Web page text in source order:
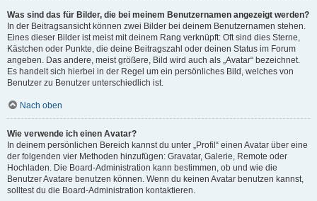
Was sind das für Bilder, die bei meinem Benutzernamen angezeigt werden?
In der Beitragsansicht können zwei Bilder bei deinem Benutzernamen stehen.
Eines dieser Bilder ist meist mit deinem Rang verknüpft: Oft sind dies Sterne,
Kästchen oder Punkte, die deine Beitragszahl oder deinen Status im Forum
angeben. Das andere, meist größere, Bild wird auch als „Avatar“ bezeichnet.
Es handelt sich hierbei in der Regel um ein persönliches Bild, welches von
Benutzer zu Benutzer unterschiedlich ist.
Nach oben
Wie verwende ich einen Avatar?
In deinem persönlichen Bereich kannst du unter „Profil“ einen Avatar über eine
der folgenden vier Methoden hinzufügen: Gravatar, Galerie, Remote oder
Hochladen. Die Board-Administration kann bestimmen, ob und wie die
Benutzer Avatare benutzen können. Wenn du keinen Avatar benutzen kannst,
solltest du die Board-Administration kontaktieren.